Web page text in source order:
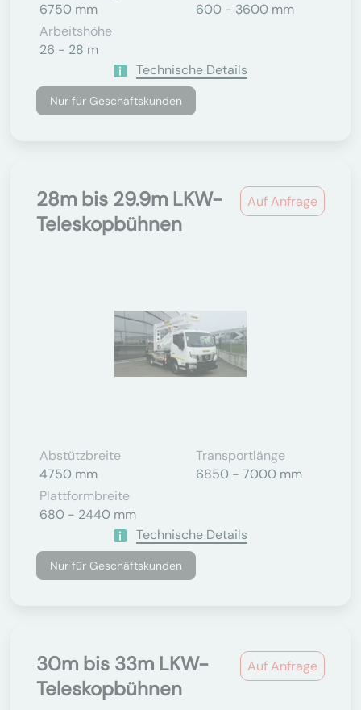
6750 mm
600 - 3600 mm
Arbeitshöhe
26 - 28 m
Technische Details
Nur für Geschäftskunden
Auf Anfrage
28m bis 29.9m LKW-
Teleskopbühnen
Abstützbreite
4750 mm
Transportlänge
6850 - 7000 mm
Plattformbreite
680 - 2440 mm
Technische Details
Nur für Geschäftskunden
Auf Anfrage
30m bis 33m LKW-
Teleskopbühnen